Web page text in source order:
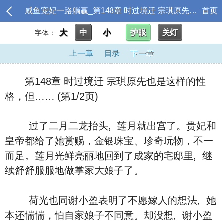
咸鱼宠妃一路躺赢_第148章 时过境迁 宗琪原先也是这样的性格，但…… 首页
字体： 大 中 小 护眼 关灯
上一章 目录 下一章
第148章 时过境迁 宗琪原先也是这样的性
格，但…… (第1/2页)
过了二月二龙抬头, 莲月就出宫了。贵妃和
皇帝都给了她赏赐，金银珠宝、珍奇玩物，不一
而足。莲月光鲜亮丽地回到了成家的宅邸里, 继
续舒舒服服地做掌家大娘子了。
荷光也同谢小盈表明了不愿嫁人的想法, 她
本还惴惴，怕自家娘子不同意。却没想, 谢小盈